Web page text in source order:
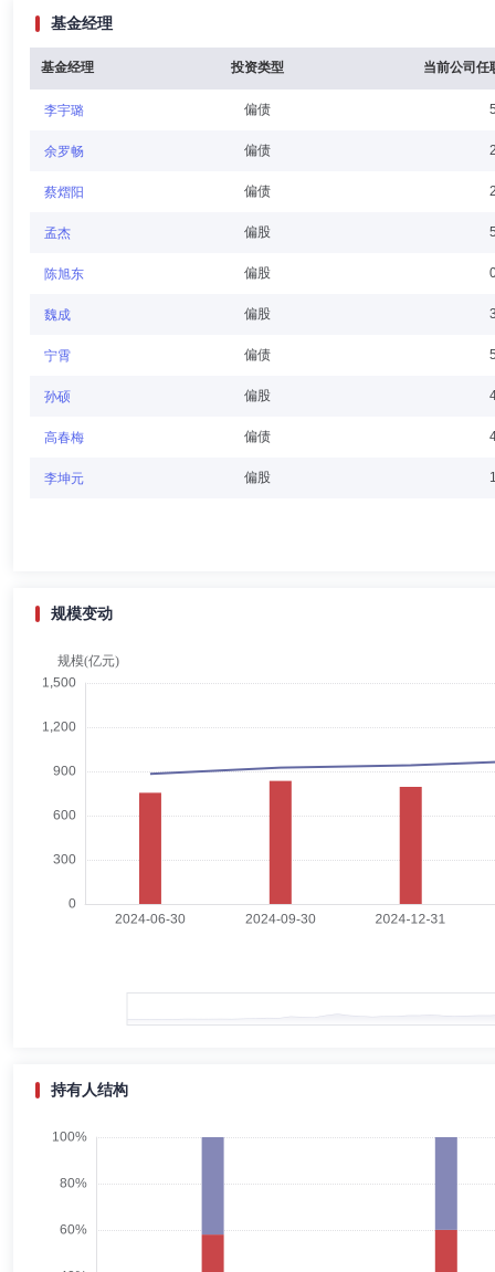
Gianni Fiacco先生：董事。毕业于加拿大多伦多大学，持有商学学士
港)有限公司担任亚洲办公室主任、副总裁，现为宏利投资管理(香港)有
业务，并负责制定和实施业务战略，以实现公司在亚洲的增长目标。
樸睿波 学历：博士
樸睿波先生：独立董事。拥有美国西北大学经济学学士、美国西北大学
银行（英国）资产管理部门董事总经理。现任上海交通大学高级金融学
查卡拉·西索瓦 独立董事 任职日期：
查卡拉·西索瓦先生：独立董事。拥有艾戴克高等商学院（北部）工商
董事总经理、基金经理及董事。现任Jayu Ltd.负责人。
陆敏 学历：硕士
刘业伟先生：历任中国工商银行股份有限公司个人金融业务部理财业务
监、上海分公司总经理，中信保诚基金管理有限公司副总经理。
副总经理,投资决策委员会成员
2009年6月至2014年3月任职于富国基金管理有限公司，历任基金经理
孟杰先生：北京大学理学博士；具备多年基金从业经验，具有基金从
金经理。2020年9月7日至今担任宏利睿智稳健灵活配置混合型证券投
理；2025年12月18日至今担任宏利鼎森稳健3个月持有期混合型基金中
基金经理
基金经理 投资类型 当前公司任
李宇璐 偏债
余罗畅 偏债
蔡熠阳 偏债
孟杰 偏股
陈旭东 偏股
魏成 偏股
宁霄 偏债
孙硕 偏股
高春梅 偏债
李坤元 偏股
规模变动
持有人结构